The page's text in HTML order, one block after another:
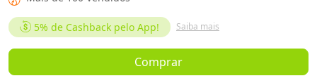
5% de Cashback pelo App! Saiba mais
Comprar